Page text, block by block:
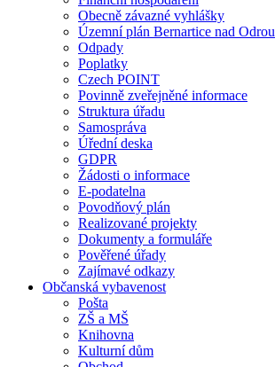
Obecně závazné vyhlášky
Územní plán Bernartice nad Odrou
Odpady
Poplatky
Czech POINT
Povinně zveřejněné informace
Struktura úřadu
Samospráva
Úřední deska
GDPR
Žádosti o informace
E-podatelna
Povodňový plán
Realizované projekty
Dokumenty a formuláře
Pověřené úřady
Zajímavé odkazy
Občanská vybavenost
Pošta
ZŠ a MŠ
Knihovna
Kulturní dům